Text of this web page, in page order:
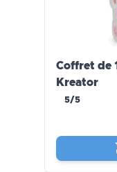
Coffret de
Kreator
5/5